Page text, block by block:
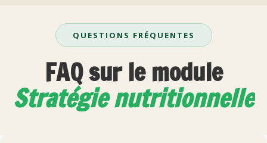
QUESTIONS FRÉQUENTES
FAQ sur le module
Stratégie nutritionnelle